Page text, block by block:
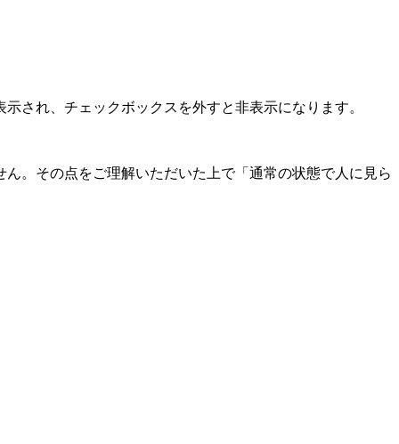
され、チェックボックスを外すと非表示になります。
。その点をご理解いただいた上で「通常の状態で人に見ら